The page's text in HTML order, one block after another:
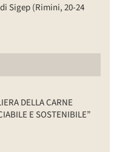
Sigep (Rimini, 20-24
DELLA CARNE
E SOSTENIBILE”